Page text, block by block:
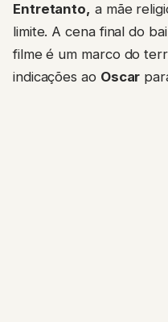
Entretanto, a mãe
limite. A cena final do
filme é um marco do
indicações ao Oscar